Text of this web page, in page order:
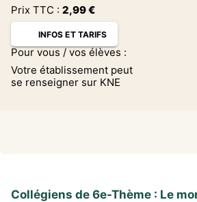
Prix TTC : 2,99€
INFOS ET TARIFS
Pour vous / vos élèves :
Votre établissement peut
se renseigner sur KNE
Collégiens de 6e-Thème : Le